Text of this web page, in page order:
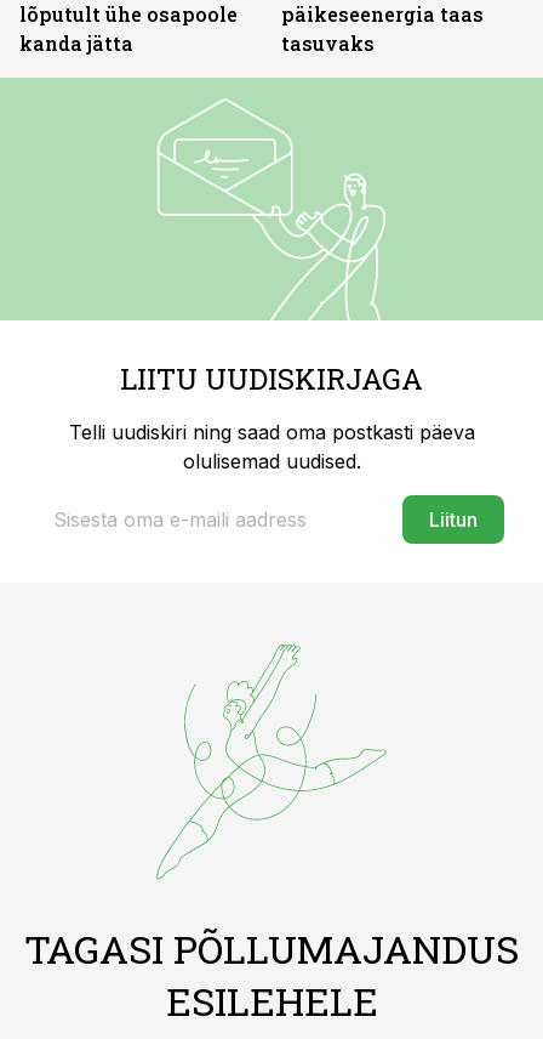
lõputult ühe osapoole
kanda jätta
päikeseenergia taas
tasuvaks
LIITU UUDISKIRJAGA
Telli uudiskiri ning saad oma postkasti päeva
olulisemad uudised.
Liitun
TAGASI PÕLLUMAJANDUS
ESILEHELE